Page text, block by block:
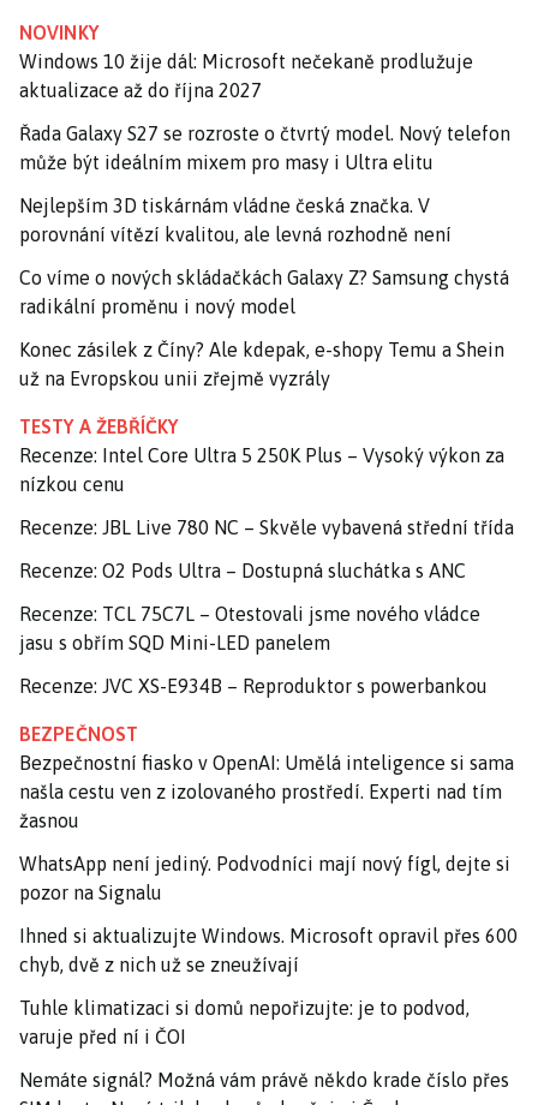
NOVINKY
Windows 10 žije dál: Microsoft nečekaně prodlužuje
aktualizace až do října 2027
Řada Galaxy S27 se rozroste o čtvrtý model. Nový telefon
může být ideálním mixem pro masy i Ultra elitu
Nejlepším 3D tiskárnám vládne česká značka. V
porovnání vítězí kvalitou, ale levná rozhodně není
Co víme o nových skládačkách Galaxy Z? Samsung chystá
radikální proměnu i nový model
Konec zásilek z Číny? Ale kdepak, e-shopy Temu a Shein
už na Evropskou unii zřejmě vyzrály
TESTY A ŽEBŘÍČKY
Recenze: Intel Core Ultra 5 250K Plus – Vysoký výkon za
nízkou cenu
Recenze: JBL Live 780 NC – Skvěle vybavená střední třída
Recenze: O2 Pods Ultra – Dostupná sluchátka s ANC
Recenze: TCL 75C7L – Otestovali jsme nového vládce
jasu s obřím SQD Mini-LED panelem
Recenze: JVC XS-E934B – Reproduktor s powerbankou
BEZPEČNOST
Bezpečnostní fiasko v OpenAI: Umělá inteligence si sama
našla cestu ven z izolovaného prostředí. Experti nad tím
žasnou
WhatsApp není jediný. Podvodníci mají nový fígl, dejte si
pozor na Signalu
Ihned si aktualizujte Windows. Microsoft opravil přes 600
chyb, dvě z nich už se zneužívají
Tuhle klimatizaci si domů nepořizujte: je to podvod,
varuje před ní i ČOI
Nemáte signál? Možná vám právě někdo krade číslo přes